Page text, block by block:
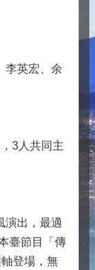
李英宏、余
3人共同主
演出，最適
臺節目「傳
登場，無